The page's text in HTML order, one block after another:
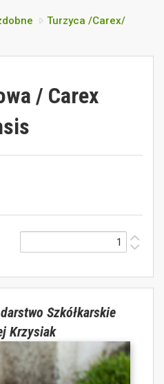
Turzyca /Carex/
/ Carex
Szkółkarskie
Krzysiak